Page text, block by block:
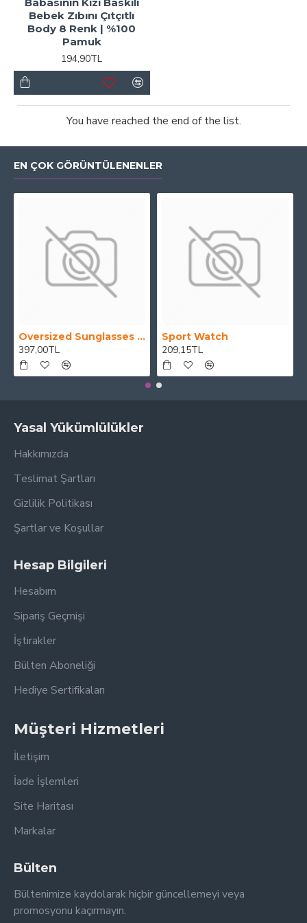
Bebek Zıbını Çıtçıtlı
Body 8 Renk | %100
Pamuk
194,90TL
You have reached the end of the list.
EN ÇOK GÖRÜNTÜLENENLER
Oversized Sunglasses For Long Summer Days
397,00TL
Sport Watch
209,15TL
Yasal Yükümlülükler
Hakkımızda
Teslimat Şartları
Gizlilik Politikası
Şartlar ve Koşullar
Hesap Bilgileri
Hesabım
Sipariş Geçmişi
İştirakler
Bülten Aboneliği
Hediye Sertifikaları
Müşteri Hizmetleri
İletişim
İade İşlemleri
Site Haritası
Markalar
Bülten
Bültenimize kaydolarak hiçbir güncellemeyi veya
promosyonu kaçırmayın.